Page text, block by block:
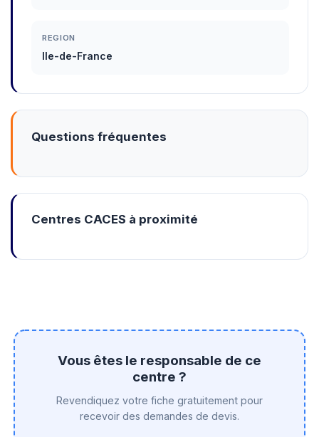
REGION
Ile-de-France
Questions fréquentes
Centres CACES à proximité
Vous êtes le responsable de ce
centre ?
Revendiquez votre fiche gratuitement pour
recevoir des demandes de devis.